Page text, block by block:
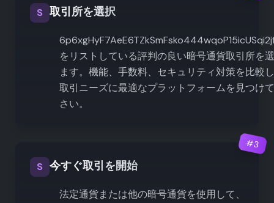
S 取引所を選択
をリストしている評判の良い暗号通貨取引所を
ます。機能、手数料、セキュリティ対策を比較
取引ニーズに最適なプラットフォームを見つけ
さい。
#3
S 今すぐ取引を開始
法定通貨または他の暗号通貨を使用して、